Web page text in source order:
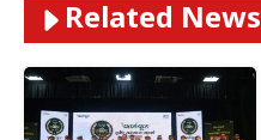
Related News